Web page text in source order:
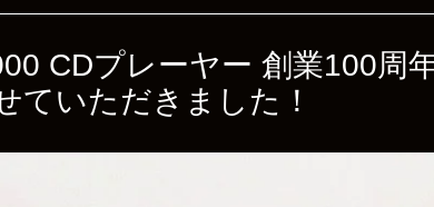
CDプレーヤー 創業100周
ていただきました！